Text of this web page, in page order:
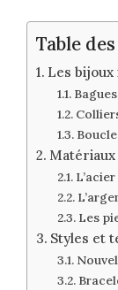
Table
Les
Les
Styles et